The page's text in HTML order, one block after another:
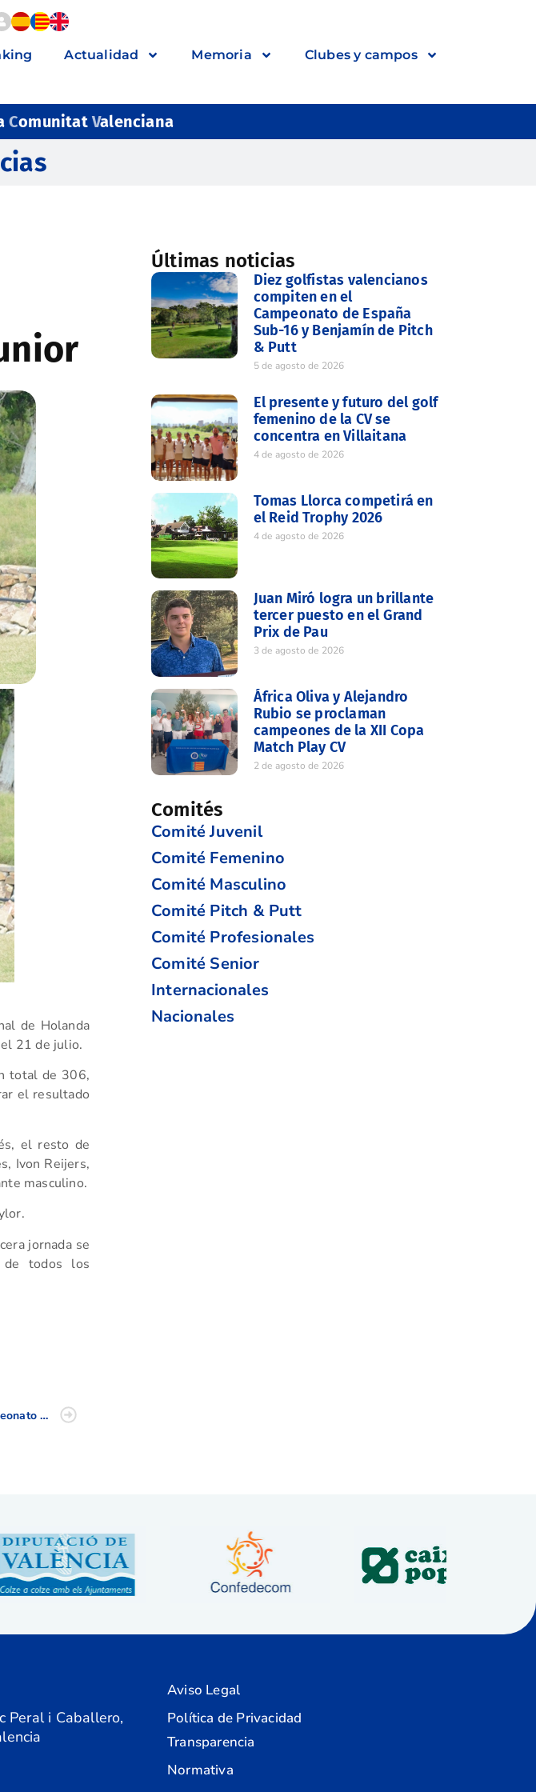
Actualidad Memoria Clubes y campos
ComunitatValenciana
de Holanda
21 de julio.
total de 306,
el resultado
el resto de
Ivon Reijers,
masculino.
jornada se
de todos los
Costa Azahar se adjudica el Campeonato Interclubes Juvenil de la CV
Últimas noticias
Diez golfistas valencianos
compiten en el
Campeonato de España
Sub-16 y Benjamín de Pitch
& Putt
5 de agosto de 2026
El presente y futuro del golf
femenino de la CV se
concentra en Villaitana
4 de agosto de 2026
Tomas Llorca competirá en
el Reid Trophy 2026
4 de agosto de 2026
Juan Miró logra un brillante
tercer puesto en el Grand
Prix de Pau
3 de agosto de 2026
África Oliva y Alejandro
Rubio se proclaman
campeones de la XII Copa
Match Play CV
2 de agosto de 2026
Comités
Comité Juvenil
Comité Femenino
Comité Masculino
Comité Pitch & Putt
Comité Profesionales
Comité Senior
Internacionales
Nacionales
Peral i Caballero,
Aviso Legal
Política de Privacidad
Transparencia
Normativa